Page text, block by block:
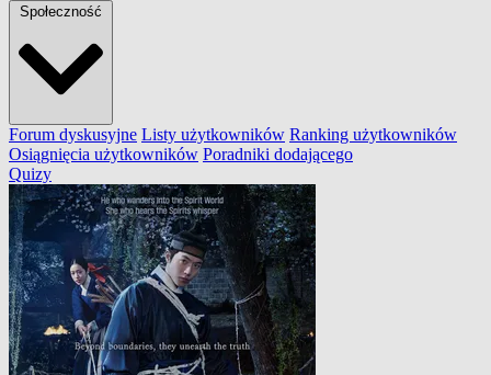
Społeczność
Forum dyskusyjne Listy użytkowników Ranking użytkowników
Osiągnięcia użytkowników Poradniki dodającego
Quizy